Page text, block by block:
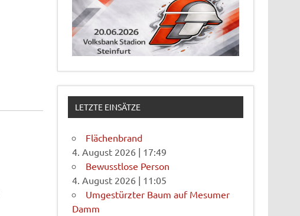
LETZTE EINSÄTZE
Flächenbrand
4. August 2026 | 17:49
Bewusstlose Person
4. August 2026 | 11:05
Umgestürzter Baum auf Mesumer
Damm